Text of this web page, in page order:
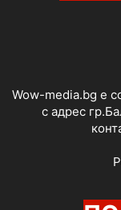
Wow-media.bg е
с адрес